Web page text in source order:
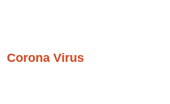
Corona Virus